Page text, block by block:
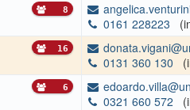
8
0161 228223
16
0131 360 130
6
0321 660 572